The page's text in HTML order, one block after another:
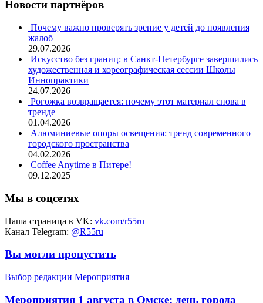
Новости партнёров
Почему важно проверять зрение у детей до появления
жалоб
29.07.2026
Искусство без границ: в Санкт-Петербурге завершились
художественная и хореографическая сессии Школы
Иннопрактики
24.07.2026
Рогожка возвращается: почему этот материал снова в
тренде
01.04.2026
Алюминиевые опоры освещения: тренд современного
городского пространства
04.02.2026
Coffee Anytime в Питере!
09.12.2025
Мы в соцсетях
Наша страница в VK: vk.com/r55ru
Канал Telegram: @R55ru
Вы могли пропустить
Выбор редакции Мероприятия
Мероприятия 1 августа в Омске: день города